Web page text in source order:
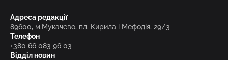
Адреса редакції
89600, м.Мукачево, пл. Кирила і Мефодія, 29/3
Телефон
+380 66 083 96 03
Відділ новин